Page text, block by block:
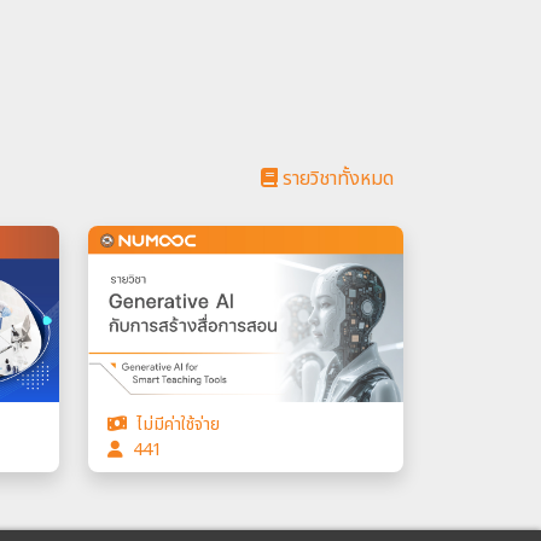
รายวิชาทั้งหมด
ไม่มีค่าใช้จ่าย
441